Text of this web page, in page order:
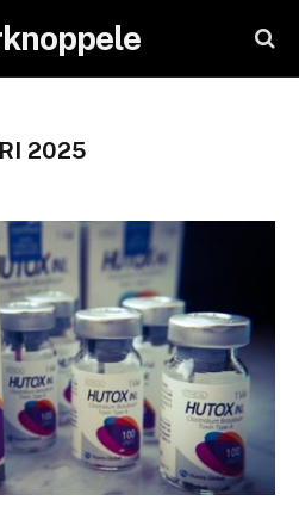
2025